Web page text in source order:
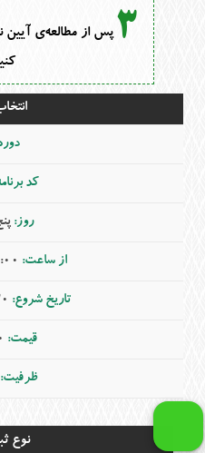
3 پس از مطالعه‌ی آیین
00:00
0 تومان
نوع